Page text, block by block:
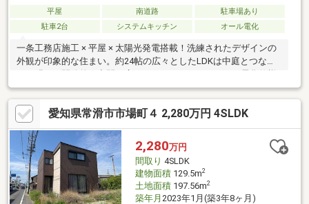
平屋 南道路
駐車場あり
駐車2台
システムキッチン オール電化
一条工務店施工 × 平屋 × 太陽光発電搭載！洗練されたデザインの
外観が印象的な住まい。約24帖の広々としたLDKは中庭とつなが
で家計にもやさしく、快適な暮らしを叶えます。
愛知県常滑市市場町４ 2,280万円 4SLDK
2,280万円
間取り 4SLDK
建物面積129.5m2
土地面積197.56m2
築年月 2023年1月(築3年8ヶ月)